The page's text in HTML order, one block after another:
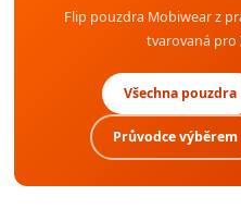
Flip pouzdra Mobiwear z
tvarovaná pro
Všechna pouzdra
Průvodce výběrem